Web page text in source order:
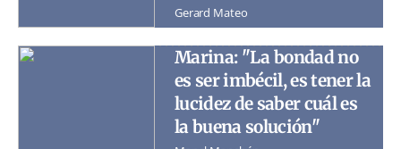
Gerard Mateo
Marina: "La bondad no
es ser imbécil, es tener la
lucidez de saber cuál es
la buena solución"